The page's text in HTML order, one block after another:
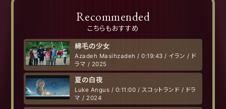
Recommended
こちらもおすすめ
綿毛の少女
Azadeh Masihzadeh / 0:19:43 / イラン / ド
ラマ / 2025
夏の白夜
Luke Angus / 0:11:00 / スコットランド / ドラ
マ / 2024